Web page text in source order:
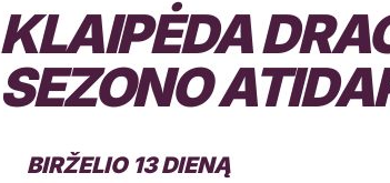
KLAIPĖDA
SEZONO
BIRŽELIO 13 DIENĄ